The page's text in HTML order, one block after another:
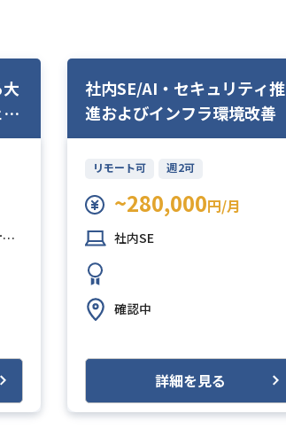
社内SE/AI・セキュリティ推
進およびインフラ環境改善
リモート可 週2可
~280,000円/月
社内SE
確認中
詳細を見る